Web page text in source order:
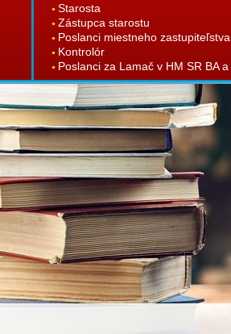
Starosta
Zástupca starostu
Poslanci miestneho zastupiteľstva
Kontrolór
Poslanci za Lamač v HM SR BA a